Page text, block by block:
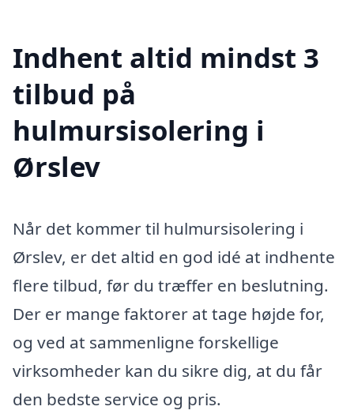
Indhent altid mindst 3
tilbud på
hulmursisolering i
Ørslev
Når det kommer til hulmursisolering i
Ørslev, er det altid en god idé at indhente
flere tilbud, før du træffer en beslutning.
Der er mange faktorer at tage højde for,
og ved at sammenligne forskellige
virksomheder kan du sikre dig, at du får
den bedste service og pris.